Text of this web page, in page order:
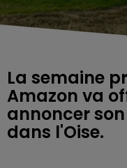
La semaine
Amazon va
annoncer
dans l'Oise.